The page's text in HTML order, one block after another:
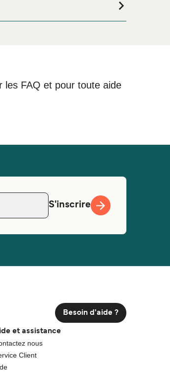
les FAQ et pour toute aide
S'inscrire
Besoin d'aide ?
et assistance
nous
Client